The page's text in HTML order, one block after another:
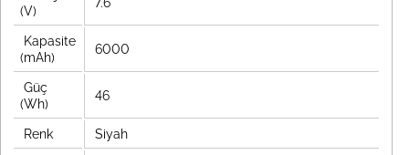
(V)
Kapasite
(mAh)
6000
Güç
(Wh)
46
Renk Siyah